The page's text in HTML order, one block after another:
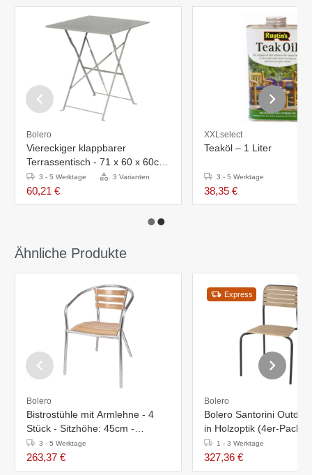
Bolero
Viereckiger klappbarer
Terrassentisch - 71 x 60 x 60cm
- Stahl - Grau
3 - 5 Werktage 3 Varianten
60,21 €
XXLselect
Teaköl – 1 Liter
3 - 5 Werktage
38,35 €
Ähnliche Produkte
Bolero
Bistrostühle mit Armlehne - 4
Stück - Sitzhöhe: 45cm -
Aluminium/Eschenholz
3 - 5 Werktage
263,37 €
Express
Bolero
Bolero Santorini
in Holzoptik (4er-Pack)
1 - 3 Werktage
327,36 €